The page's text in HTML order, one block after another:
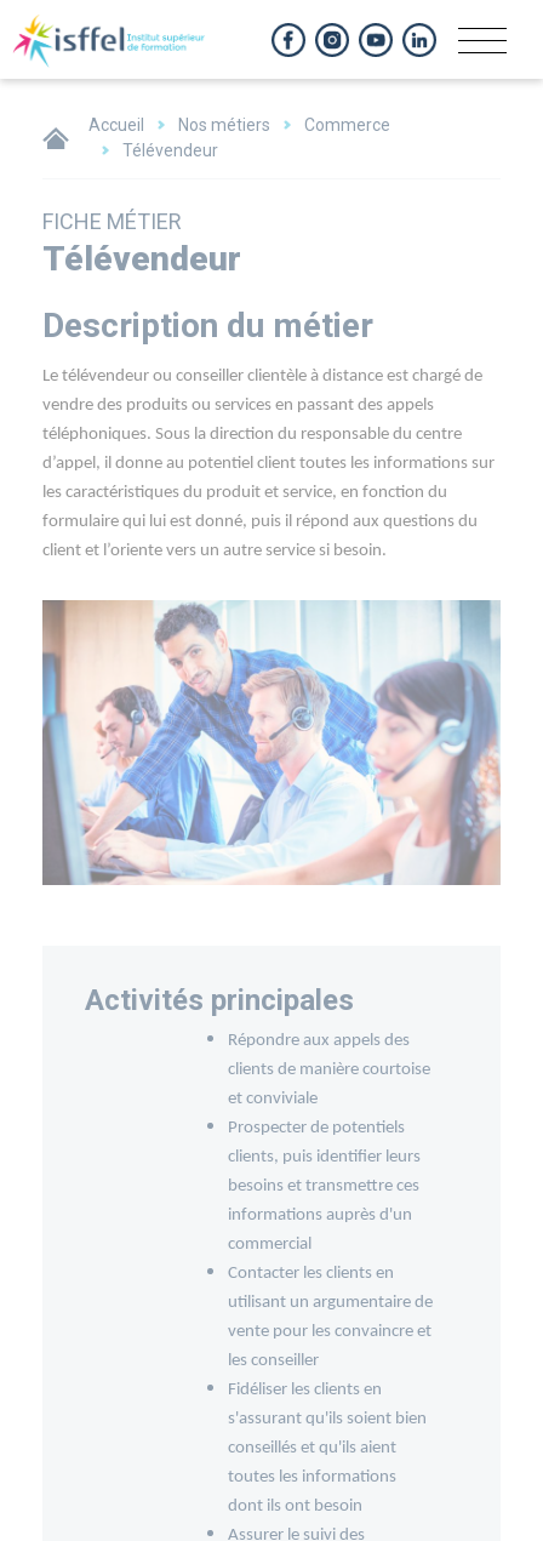
Accueil Nos métiers
Commerce
Télévendeur
FICHE MÉTIER
Télévendeur
Description du métier
Le télévendeur ou conseiller clientèle à distance est chargé de
vendre des produits ou services en passant des appels
téléphoniques. Sous la direction du responsable du centre
d’appel, il donne au potentiel client toutes les informations sur
les caractéristiques du produit et service, en fonction du
formulaire qui lui est donné, puis il répond aux questions du
client et l’oriente vers un autre service si besoin.
Activités principales
Répondre aux appels des
clients de manière courtoise
et conviviale
Prospecter de potentiels
clients, puis identifier leurs
besoins et transmettre ces
informations auprès d'un
commercial
Contacter les clients en
utilisant un argumentaire de
vente pour les convaincre et
les conseiller
Fidéliser les clients en
s'assurant qu'ils soient bien
conseillés et qu'ils aient
toutes les informations
dont ils ont besoin
Assurer le suivi des
Panneau de gestion des cookies